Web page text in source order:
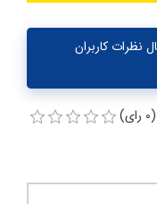
نظرات کاربران